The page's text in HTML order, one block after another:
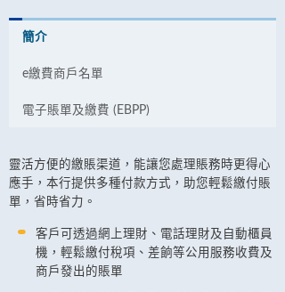
簡介
e繳費商戶名單
電子賬單及繳費 (EBPP)
靈活方便的繳賬渠道，能讓您處理賬務時更得心
應手，本行提供多種付款方式，助您輕鬆繳付賬
單，省時省力。
客戶可透過網上理財、電話理財及自動櫃員
機，輕鬆繳付稅項、差餉等公用服務收費及
商戶發出的賬單